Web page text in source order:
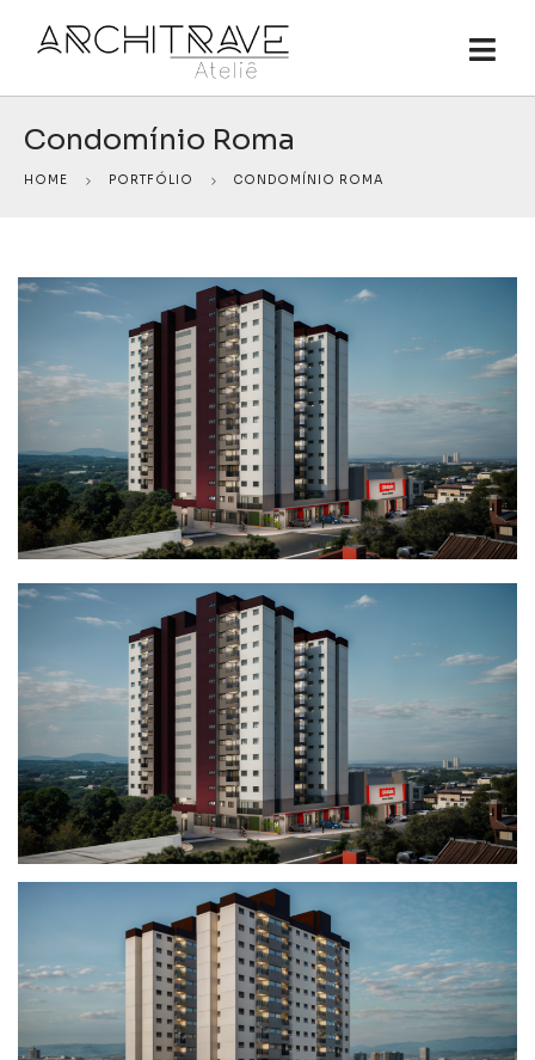
Condomínio Roma
HOME PORTFÓLIO CONDOMÍNIO ROMA